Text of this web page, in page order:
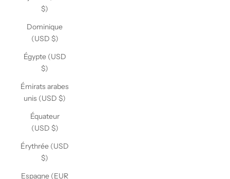
$)
Dominique
(USD $)
Égypte (USD
$)
Émirats arabes
unis (USD $)
Équateur
(USD $)
Érythrée (USD
$)
Espagne (EUR